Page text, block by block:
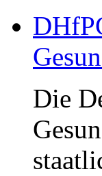
Die